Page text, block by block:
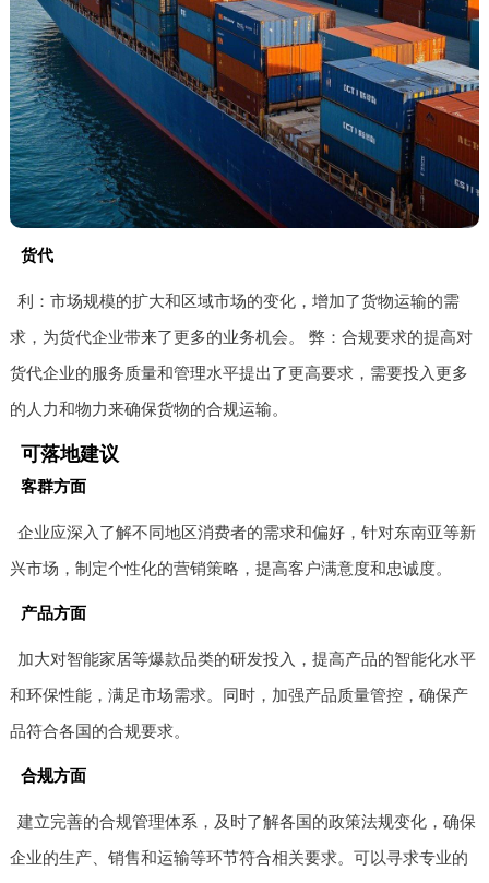
货代
利：市场规模的扩大和区域市场的变化，增加了货物运输的需
求，为货代企业带来了更多的业务机会。 弊：合规要求的提高对
货代企业的服务质量和管理水平提出了更高要求，需要投入更多
的人力和物力来确保货物的合规运输。
可落地建议
客群方面
企业应深入了解不同地区消费者的需求和偏好，针对东南亚等新
兴市场，制定个性化的营销策略，提高客户满意度和忠诚度。
产品方面
加大对智能家居等爆款品类的研发投入，提高产品的智能化水平
和环保性能，满足市场需求。同时，加强产品质量管控，确保产
品符合各国的合规要求。
合规方面
建立完善的合规管理体系，及时了解各国的政策法规变化，确保
企业的生产、销售和运输等环节符合相关要求。可以寻求专业的